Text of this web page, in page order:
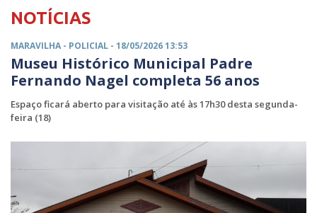
NOTÍCIAS
MARAVILHA - POLICIAL - 18/05/2026 13:53
Museu Histórico Municipal Padre
Fernando Nagel completa 56 anos
Espaço ficará aberto para visitação até às 17h30 desta segunda-
feira (18)